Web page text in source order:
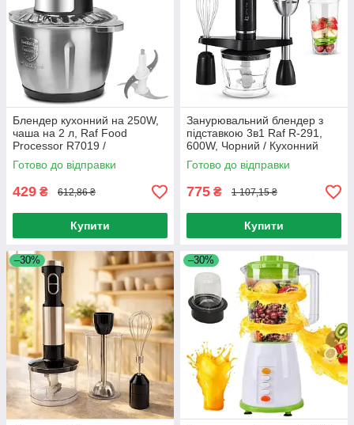
Блендер кухонний на 250W,
чаша на 2 л, Raf Food
Processor R7019 /
Подрібнювач
багатофункціональний
Готово до відправки
429 ₴ 612,86 ₴
Купити
Занурювальний блендер з
підставкою 3в1 Raf R-291,
600W, Чорний / Кухонний
ручний блендер подрібнювач
з чашею / Міксер
Готово до відправки
775 ₴ 1 107,15 ₴
Купити
–30% –30%